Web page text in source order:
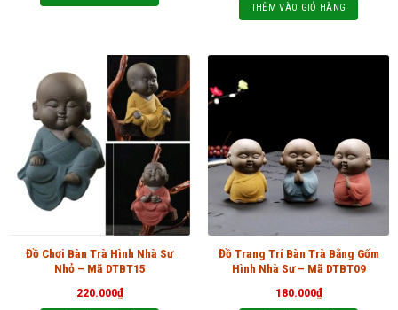
THÊM VÀO GIỎ HÀNG
Đồ Chơi Bàn Trà Hình Nhà Sư
Nhỏ – Mã DTBT15
220.000₫
Đồ Trang Trí Bàn Trà Bằng Gốm
Hình Nhà Sư – Mã DTBT09
180.000₫